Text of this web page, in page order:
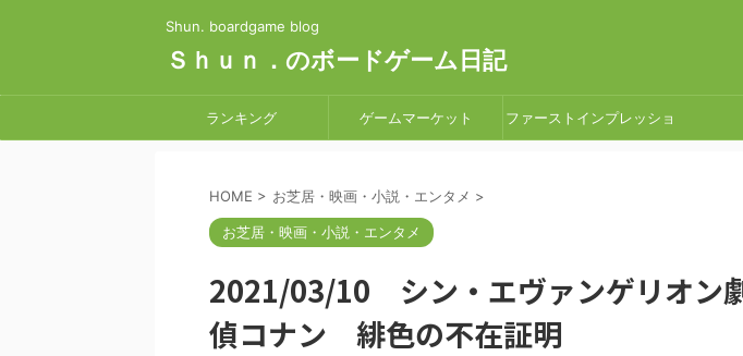
Shun. boardgame blog
Ｓｈｕｎ．のボードゲーム日記
ランキング ゲームマーケット ファーストインプレッショ
HOME > お芝居・映画・小説・エンタメ >
お芝居・映画・小説・エンタメ
2021/03/10 シン・エヴァンゲリオン
偵コナン 緋色の不在証明